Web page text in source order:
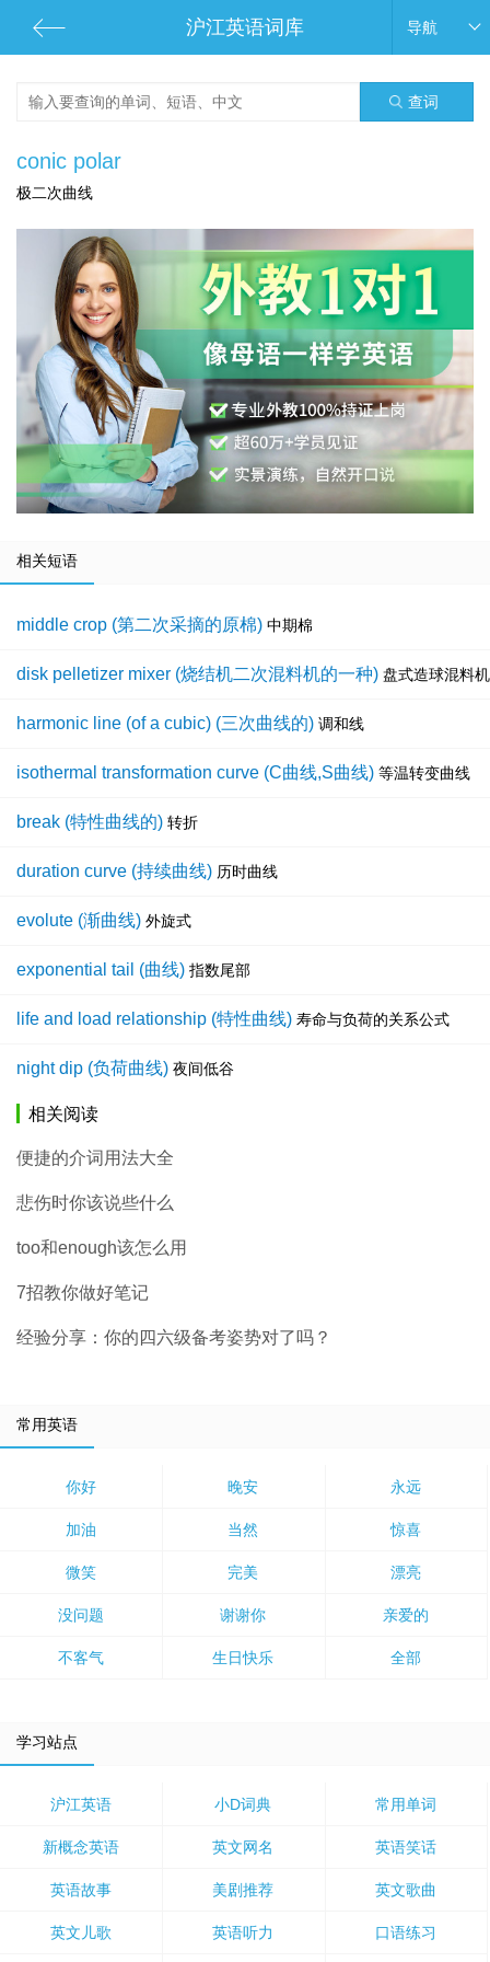
沪江英语词库 导航
查词
conic polar
极二次曲线
相关短语
middle crop (第二次采摘的原棉) 中期棉
disk pelletizer mixer (烧结机二次混料机的一种) 盘式造球混料机
harmonic line (of a cubic) (三次曲线的) 调和线
isothermal transformation curve (C曲线,S曲线) 等温转变曲线
break (特性曲线的) 转折
duration curve (持续曲线) 历时曲线
evolute (渐曲线) 外旋式
exponential tail (曲线) 指数尾部
life and load relationship (特性曲线) 寿命与负荷的关系公式
night dip (负荷曲线) 夜间低谷
相关阅读
便捷的介词用法大全
悲伤时你该说些什么
too和enough该怎么用
7招教你做好笔记
经验分享：你的四六级备考姿势对了吗？
常用英语
你好 晚安 永远
加油 当然 惊喜
微笑 完美 漂亮
没问题 谢谢你 亲爱的
不客气 生日快乐 全部
学习站点
沪江英语 小D词典 常用单词
新概念英语 英文网名 英语笑话
英语故事 美剧推荐 英文歌曲
英文儿歌 英语听力 口语练习